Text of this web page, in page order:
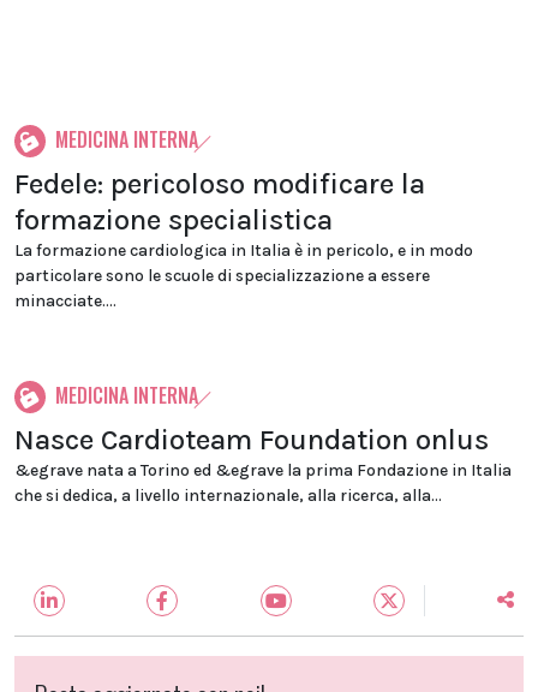
MEDICINA INTERNA
Fedele: pericoloso modificare la
formazione specialistica
La formazione cardiologica in Italia è in pericolo, e in modo
particolare sono le scuole di specializzazione a essere
minacciate....
MEDICINA INTERNA
Nasce Cardioteam Foundation onlus
&egrave nata a Torino ed &egrave la prima Fondazione in Italia
che si dedica, a livello internazionale, alla ricerca, alla...